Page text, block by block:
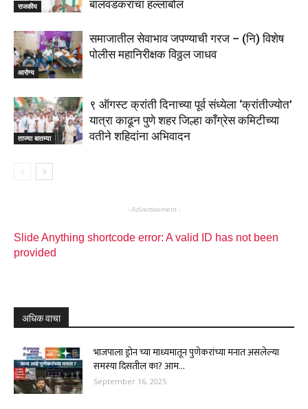
राजकीय
बालवडकरांचा हल्लाबोल
आरोग्य
समाजातील सेवाभाव जपण्याची गरज – (नि) विशेष
पोलीस महानिरीक्षक विठ्ठल जाधव
ताज्या बातम्या
९ ऑगस्ट क्रांती दिनाच्या पूर्व संध्येला ‘क्रांतीज्योत’
यात्रा काढून पुणे शहर जिल्हा काँग्रेस कमिटीच्या
वतीने शहिदांना अभिवादन
- Advertisement -
Slide Anything shortcode error: A valid ID has not been
provided
अधिक वाचा
भाजपाला ड्रोन च्या माध्यमातून पुणेकरांच्या मनात असलेल्या
समस्या दिसतील का? आम...
September 16, 2025